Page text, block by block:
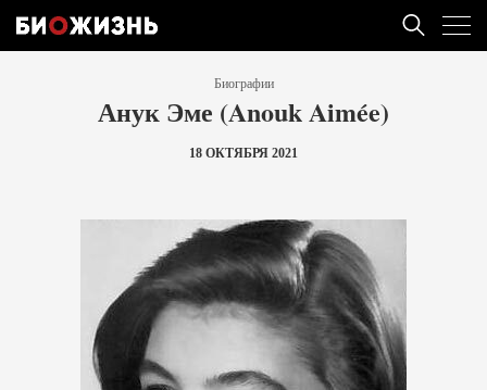
Биографии
Анук Эме (Anouk Aimée)
18 ОКТЯБРЯ 2021